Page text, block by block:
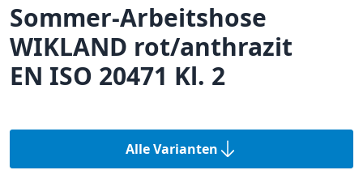
Sommer-Arbeitshose
WIKLAND rot/anthrazit
EN ISO 20471 Kl. 2
Alle Varianten